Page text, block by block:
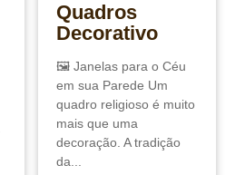
Quadros
Decorativo
🖼️ Janelas para o Céu
em sua Parede Um
quadro religioso é muito
mais que uma
decoração. A tradição
da...